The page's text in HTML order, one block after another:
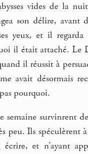
vides de la
son délire, avant
yeux, et il
il était attaché. Le
il réussit à
avait désormais
pourquoi.
semaine survinrent
peu. Ils spéculèrent
et n’ayant